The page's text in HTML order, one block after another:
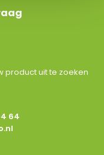
product uit te zoeken
64